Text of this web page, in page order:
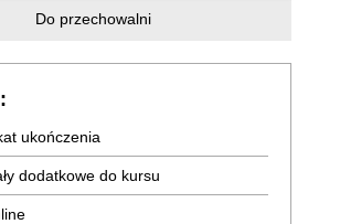
Do przechowalni
ukończenia
dodatkowe do kursu